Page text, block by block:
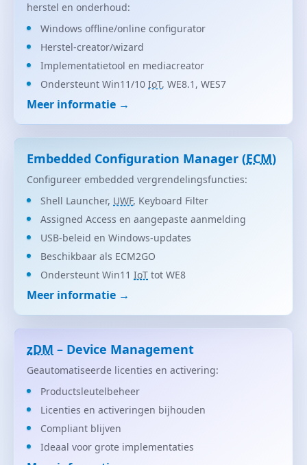
herstel en onderhoud:
Windows offline/online configurator
Herstel-creator/wizard
Implementatietool en mediacreator
Ondersteunt Win11/10 IoT, WE8.1, WES7
Meer informatie →
Embedded Configuration Manager (ECM)
Configureer embedded vergrendelingsfuncties:
Shell Launcher, UWF, Keyboard Filter
Assigned Access en aangepaste aanmelding
USB-beleid en Windows-updates
Beschikbaar als ECM2GO
Ondersteunt Win11 IoT tot WE8
Meer informatie →
zDM – Device Management
Geautomatiseerde licenties en activering:
Productsleutelbeheer
Licenties en activeringen bijhouden
Compliant blijven
Ideaal voor grote implementaties